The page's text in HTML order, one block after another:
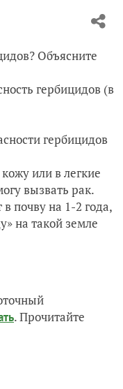
Объясните
гербицидов (в
гербицидов
или в легкие
вызвать рак.
почву на 1-2 года,
на такой земле
. Прочитайте